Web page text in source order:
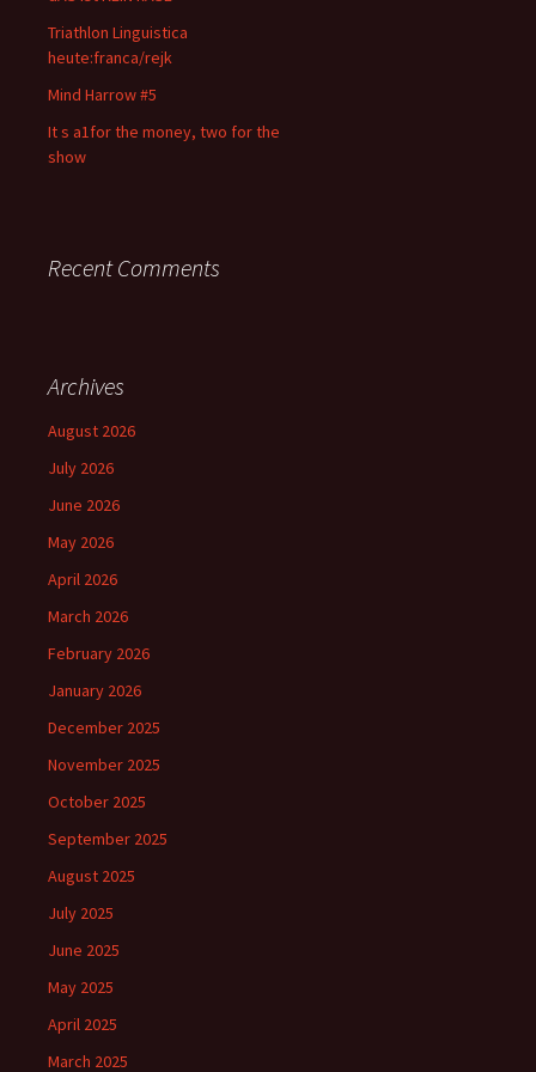
Triathlon Linguistica
heute:franca/rejk
Mind Harrow #5
It s a1for the money, two for the
show
Recent Comments
Archives
August 2026
July 2026
June 2026
May 2026
April 2026
March 2026
February 2026
January 2026
December 2025
November 2025
October 2025
September 2025
August 2025
July 2025
June 2025
May 2025
April 2025
March 2025